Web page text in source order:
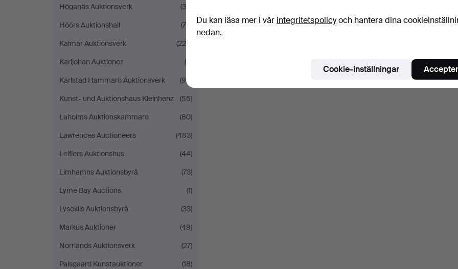
Höganäs Auktionsverk
(35)
Höörs Auktionshall
(79)
Kalmar Auktionsverk
(225)
Karljohan Auktioner
(5)
Karlstad Hammarö Auktionsverk
(94)
Kunst- und Auktionshaus Kleinhenz
(55)
Laholms Auktionskammare
(80)
Lawrences Auctioneers
(483)
Leiflers Auktionshus
(44)
Limhamns Auktionsbyrå
(73)
Lyme Bay Auctions
(1)
Lysekils Auktionsbyrå
(33)
Markus Auktioner
(49)
Norrlands Auktionsverk
(27)
Palsgaard Kunstauktioner
(18)
Bevaka sökning
Du kan läsa mer i vår integritetspolicyoch hantera dina
nedan.
Cookie-inställningar